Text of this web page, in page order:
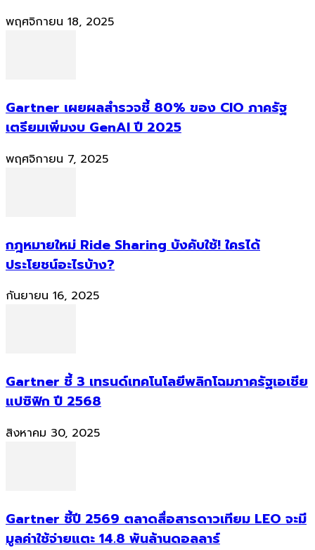
พฤศจิกายน 18, 2025
Gartner เผยผลสำรวจชี้ 80% ของ CIO ภาครัฐ
เตรียมเพิ่มงบ GenAI ปี 2025
พฤศจิกายน 7, 2025
กฎหมายใหม่ Ride Sharing บังคับใช้! ใครได้
ประโยชน์อะไรบ้าง?
กันยายน 16, 2025
Gartner ชี้ 3 เทรนด์เทคโนโลยีพลิกโฉมภาครัฐเอเชีย
แปซิฟิก ปี 2568
สิงหาคม 30, 2025
Gartner ชี้ปี 2569 ตลาดสื่อสารดาวเทียม LEO จะมี
มูลค่าใช้จ่ายแตะ 14.8 พันล้านดอลลาร์